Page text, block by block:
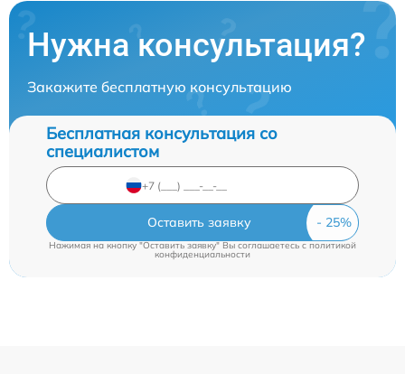
Нужна консультация?
Закажите бесплатную консультацию
Бесплатная консультация со
специалистом
Оставить заявку
Нажимая на кнопку "Оставить заявку" Вы соглашаетесь cполитикой
конфиденциальности